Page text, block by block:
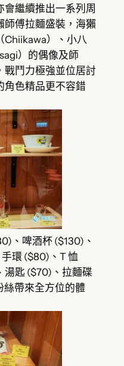
會繼續推出一系列周
師傅拉麵盛裝，海獺
Chiikawa）、小八
）的偶像及師
戰鬥力極強並位居討
角色精品更不容錯
、啤酒杯 ($130)、
環 ($80)、T 恤
湯匙 ($70)、拉麵碟
絲帶來全方位的體